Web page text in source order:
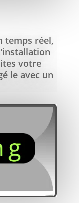
temps réel,
votre
le avec un